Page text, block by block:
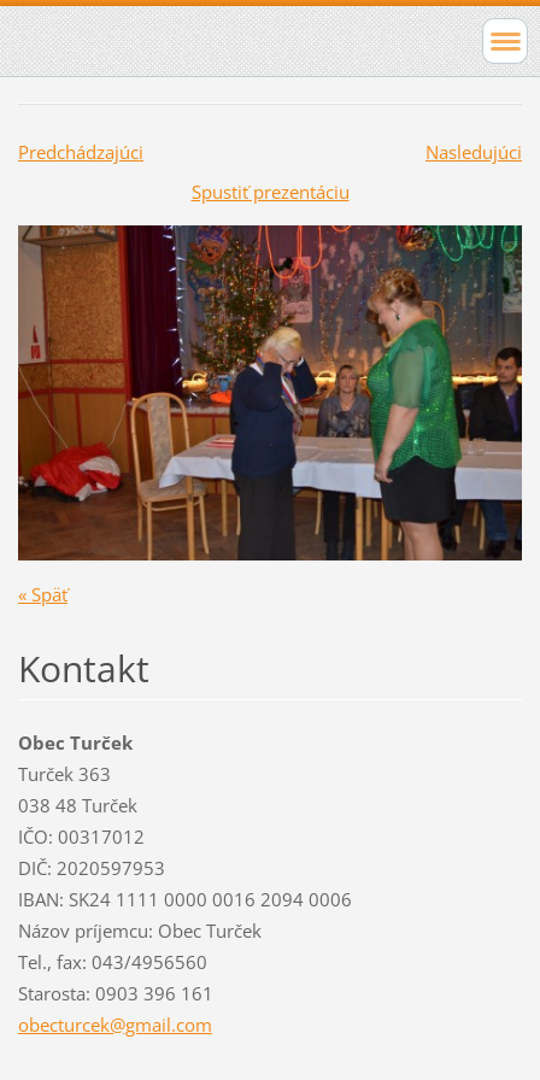
Predchádzajúci
Nasledujúci
Spustiť prezentáciu
« Späť
Kontakt
Obec Turček
Turček 363
038 48 Turček
IČO: 00317012
DIČ: 2020597953
IBAN: SK24 1111 0000 0016 2094 0006
Názov príjemcu: Obec Turček
Tel., fax: 043/4956560
Starosta: 0903 396 161
obecturcek@gmail.com